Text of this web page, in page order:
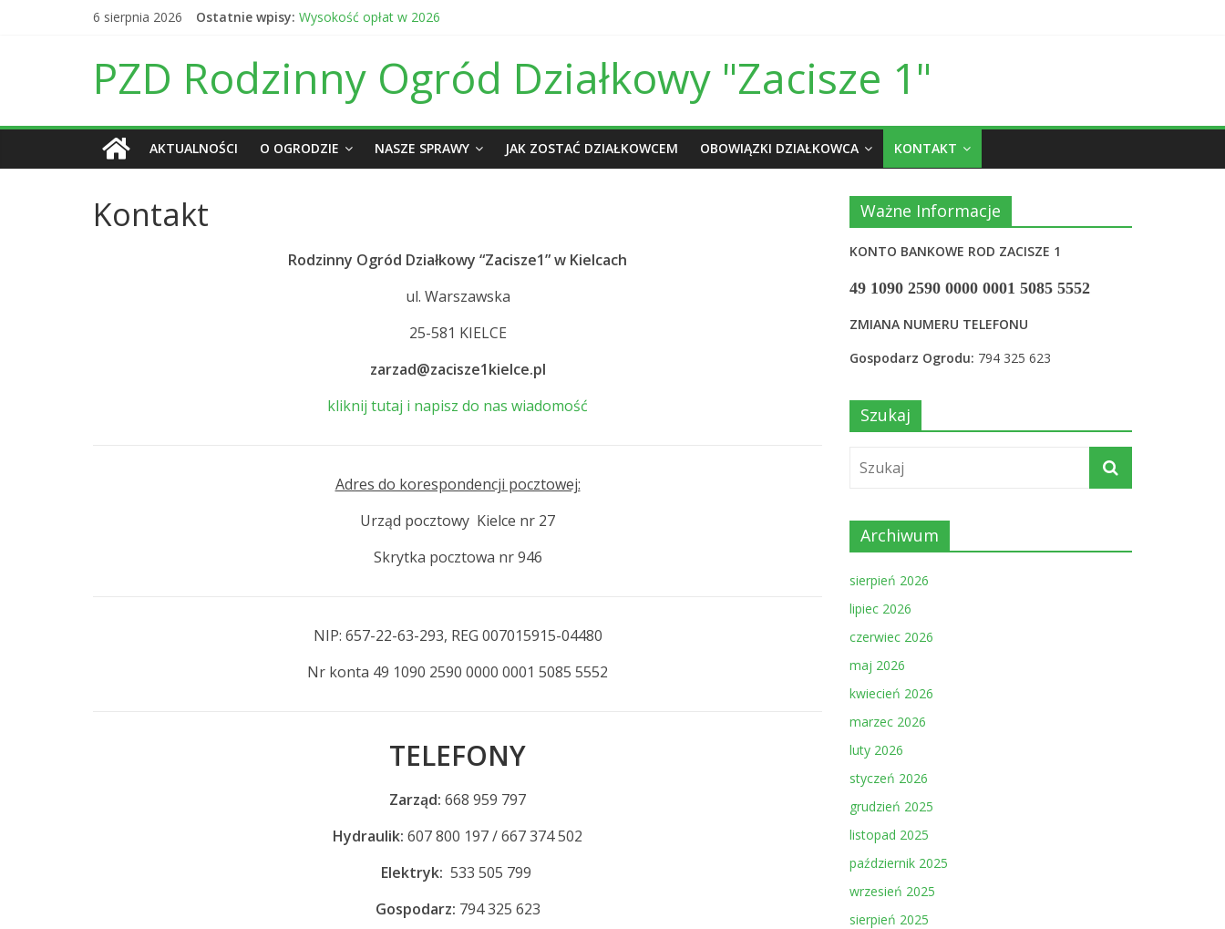
6 sierpnia 2026 Ostatnie wpisy: Wysokość opłat w 2026
Daty otwarcia bramy w sierpniu i wrześniu br.
Informacja finansowa dot. prowadzenia ROD Zacisze I w Kielcach za 2025 r.
Daty otwarcia bramy wjazdowej w czerwcu i lipcu
PZD Rodzinny Ogród Działkowy "Zacisze 1"
AKTUALNOŚCI O OGRODZIE NASZE SPRAWY JAK ZOSTAĆ DZIAŁKOWCEM OBOWIĄZKI DZIAŁKOWCA KONTAKT
Kontakt
Rodzinny Ogród Działkowy “Zacisze1” w Kielcach
ul. Warszawska
25-581 KIELCE
zarzad@zacisze1kielce.pl
kliknij tutaj i napisz do nas wiadomość
Adres do korespondencji pocztowej:
Urząd pocztowy Kielce nr 27
Skrytka pocztowa nr 946
NIP: 657-22-63-293, REG 007015915-04480
Nr konta 49 1090 2590 0000 0001 5085 5552
TELEFONY
Zarząd: 668 959 797
Hydraulik: 607 800 197 / 667 374 502
Elektryk: 533 505 799
Gospodarz: 794 325 623
Ważne Informacje
KONTO BANKOWE ROD ZACISZE 1
49 1090 2590 0000 0001 5085 5552
ZMIANA NUMERU TELEFONU
Gospodarz Ogrodu: 794 325 623
Szukaj
Archiwum
sierpień 2026
lipiec 2026
czerwiec 2026
maj 2026
kwiecień 2026
marzec 2026
luty 2026
styczeń 2026
grudzień 2025
listopad 2025
październik 2025
wrzesień 2025
sierpień 2025